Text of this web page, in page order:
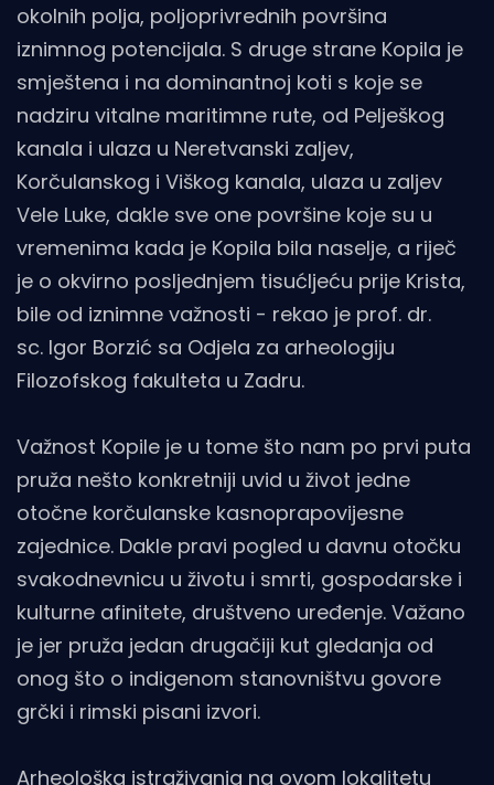
okolnih polja, poljoprivrednih površina
iznimnog potencijala. S druge strane Kopila je
smještena i na dominantnoj koti s koje se
nadziru vitalne maritimne rute, od Pelješkog
kanala i ulaza u Neretvanski zaljev,
Korčulanskog i Viškog kanala, ulaza u zaljev
Vele Luke, dakle sve one površine koje su u
vremenima kada je Kopila bila naselje, a riječ
je o okvirno posljednjem tisućljeću prije Krista,
bile od iznimne važnosti - rekao je prof. dr.
sc. Igor Borzić sa Odjela za arheologiju
Filozofskog fakulteta u Zadru.
Važnost Kopile je u tome što nam po prvi puta
pruža nešto konkretniji uvid u život jedne
otočne korčulanske kasnoprapovijesne
zajednice. Dakle pravi pogled u davnu otočku
svakodnevnicu u životu i smrti, gospodarske i
kulturne afinitete, društveno uređenje. Važano
je jer pruža jedan drugačiji kut gledanja od
onog što o indigenom stanovništvu govore
grčki i rimski pisani izvori.
Arheološka istraživanja na ovom lokalitetu